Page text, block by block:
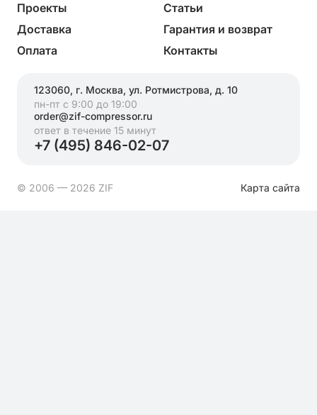
Проекты
Статьи
Доставка
Гарантия и возврат
Оплата
Контакты
123060, г. Москва, ул. Ротмистрова, д. 10
пн-пт с 9:00 до 19:00
order@zif-compressor.ru
ответ в течение 15 минут
+7 (495) 846-02-07
© 2006 — 2026 ZIF Карта сайта